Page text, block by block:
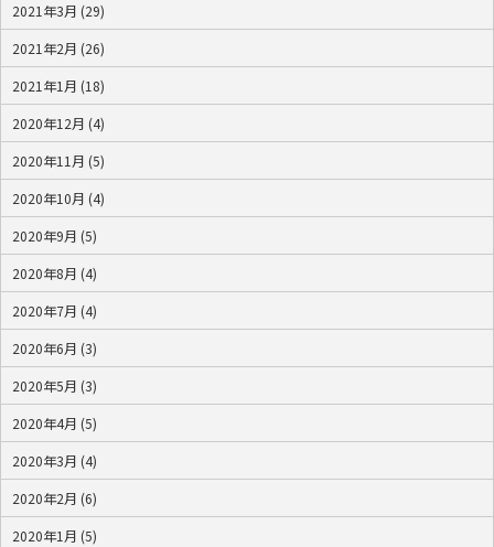
2021年3月 (29)
2021年2月 (26)
2021年1月 (18)
2020年12月 (4)
2020年11月 (5)
2020年10月 (4)
2020年9月 (5)
2020年8月 (4)
2020年7月 (4)
2020年6月 (3)
2020年5月 (3)
2020年4月 (5)
2020年3月 (4)
2020年2月 (6)
2020年1月 (5)